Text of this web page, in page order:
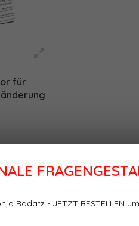
Radatz - JETZT BESTELLEN
für